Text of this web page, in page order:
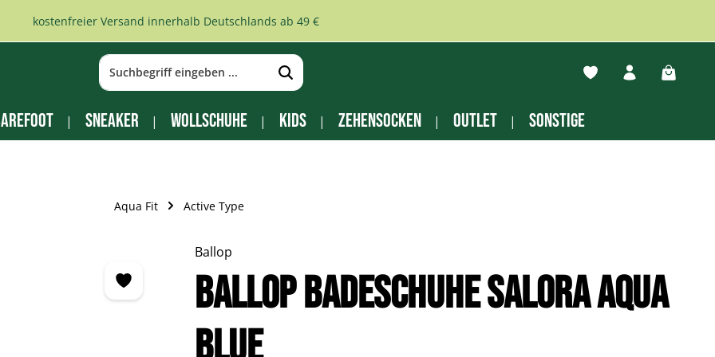
kostenfreier Versand innerhalb Deutschlands ab 49 €
Du hast 0 Produkte
Sneaker Wollschuhe Kids Zehensocken Outlet Sonstige
Aqua Fit Active Type
Ballop
Ballop Badeschuhe Salora aqua